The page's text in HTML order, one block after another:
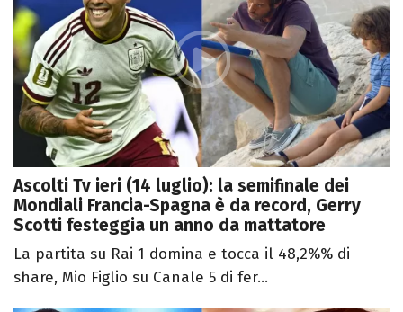
Ascolti Tv ieri (14 luglio): la semifinale dei
Mondiali Francia-Spagna è da record, Gerry
Scotti festeggia un anno da mattatore
La partita su Rai 1 domina e tocca il 48,2%% di
share, Mio Figlio su Canale 5 di fer...